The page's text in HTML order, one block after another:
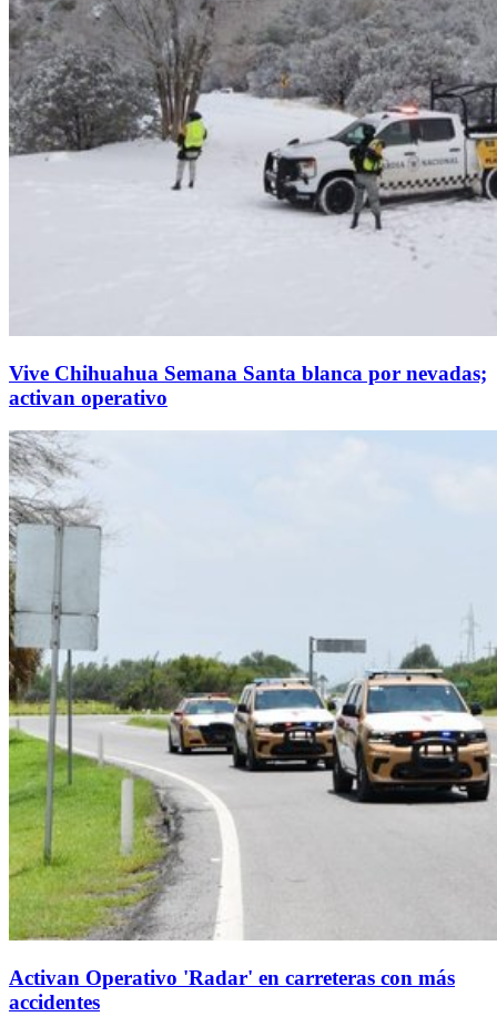
Vive Chihuahua Semana Santa blanca por nevadas;
activan operativo
Activan Operativo 'Radar' en carreteras con más
accidentes